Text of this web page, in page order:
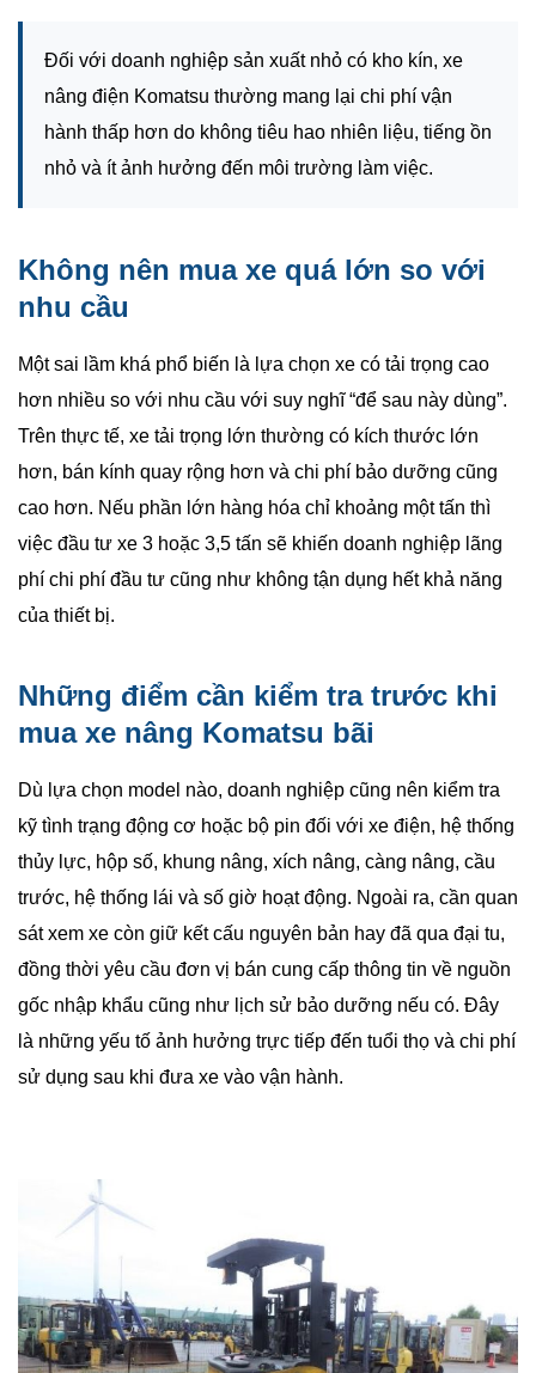
Đối với doanh nghiệp sản xuất nhỏ có kho kín, xe
nâng điện Komatsu thường mang lại chi phí vận
hành thấp hơn do không tiêu hao nhiên liệu, tiếng ồn
nhỏ và ít ảnh hưởng đến môi trường làm việc.
Không nên mua xe quá lớn so với
nhu cầu
Một sai lầm khá phổ biến là lựa chọn xe có tải trọng cao
hơn nhiều so với nhu cầu với suy nghĩ “để sau này dùng”.
Trên thực tế, xe tải trọng lớn thường có kích thước lớn
hơn, bán kính quay rộng hơn và chi phí bảo dưỡng cũng
cao hơn. Nếu phần lớn hàng hóa chỉ khoảng một tấn thì
việc đầu tư xe 3 hoặc 3,5 tấn sẽ khiến doanh nghiệp lãng
phí chi phí đầu tư cũng như không tận dụng hết khả năng
của thiết bị.
Những điểm cần kiểm tra trước khi
mua xe nâng Komatsu bãi
Dù lựa chọn model nào, doanh nghiệp cũng nên kiểm tra
kỹ tình trạng động cơ hoặc bộ pin đối với xe điện, hệ thống
thủy lực, hộp số, khung nâng, xích nâng, càng nâng, cầu
trước, hệ thống lái và số giờ hoạt động. Ngoài ra, cần quan
sát xem xe còn giữ kết cấu nguyên bản hay đã qua đại tu,
đồng thời yêu cầu đơn vị bán cung cấp thông tin về nguồn
gốc nhập khẩu cũng như lịch sử bảo dưỡng nếu có. Đây
là những yếu tố ảnh hưởng trực tiếp đến tuổi thọ và chi phí
sử dụng sau khi đưa xe vào vận hành.